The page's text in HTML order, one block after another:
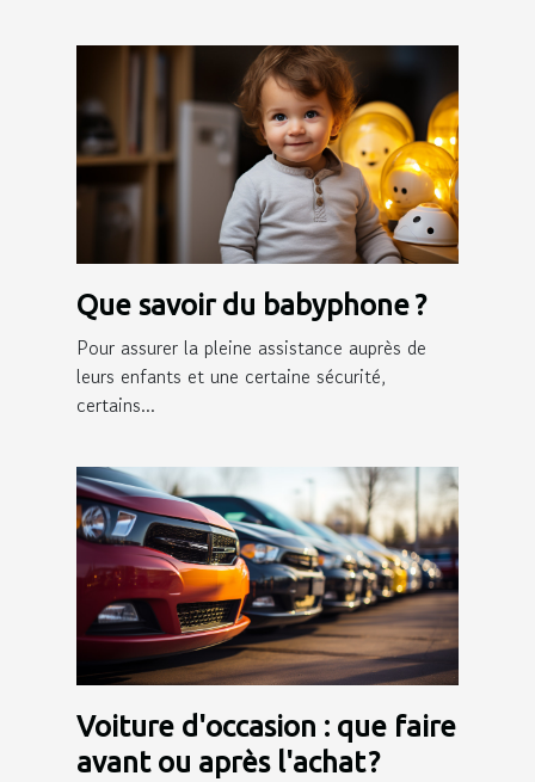
Que savoir du babyphone ?
Pour assurer la pleine assistance auprès de
leurs enfants et une certaine sécurité,
certains...
Voiture d'occasion : que faire
avant ou après l'achat ?